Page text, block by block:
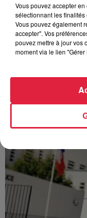
À Hoerdt, de
Depuis plusieurs
l’eau brune
nombreuses
Vous pouvez accepter
sélectionnant les finalités
Vous pouvez également
accepter". Vos
pouvez mettre à jour vos
moment via le lien